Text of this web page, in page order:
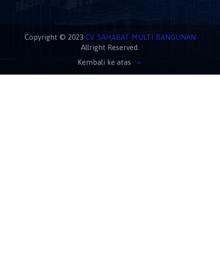
Copyright © 2023 CV. SAHABAT MULTI BANGUNAN
Allright Reserved.
Kembali ke atas